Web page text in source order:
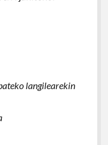
langilearekin